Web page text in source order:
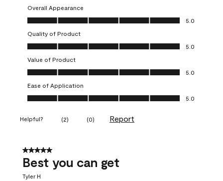
Overall Appearance
Overall Appearance, 5.0 out of 5
5.0
Quality of Product
Quality of Product, 5.0 out of 5
5.0
Value of Product
Value of Product, 5.0 out of 5
5.0
Ease of Application
Ease of Application, 5.0 out of 5
5.0
Helpful? (2) (0) Report
5 out of 5 stars.
Best you can get
Tyler H